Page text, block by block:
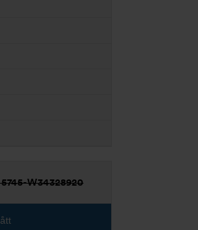
5745-W34328920